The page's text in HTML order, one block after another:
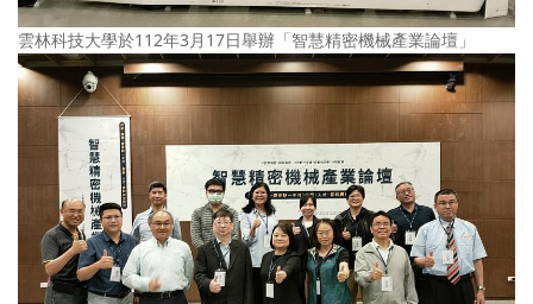
雲林科技大學於112年3月17日舉辦「智慧精密機械產業論壇」